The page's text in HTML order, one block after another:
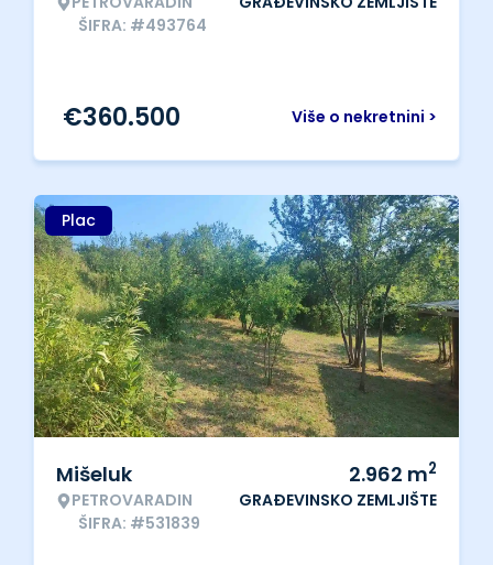
ŠIFRA: #493764
Više o nekretnini >
€360.500
Plac
Mišeluk
PETROVARADIN
ŠIFRA: #531839
2.962 m2
GRAĐEVINSKO ZEMLJIŠTE